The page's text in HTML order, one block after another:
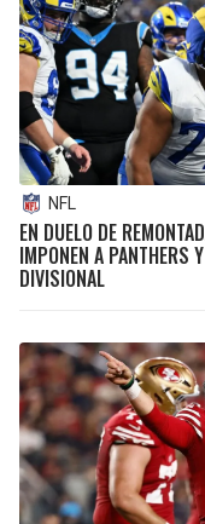
NFL
EN DUELO DE
IMPONEN A PANTHERS
DIVISIONAL